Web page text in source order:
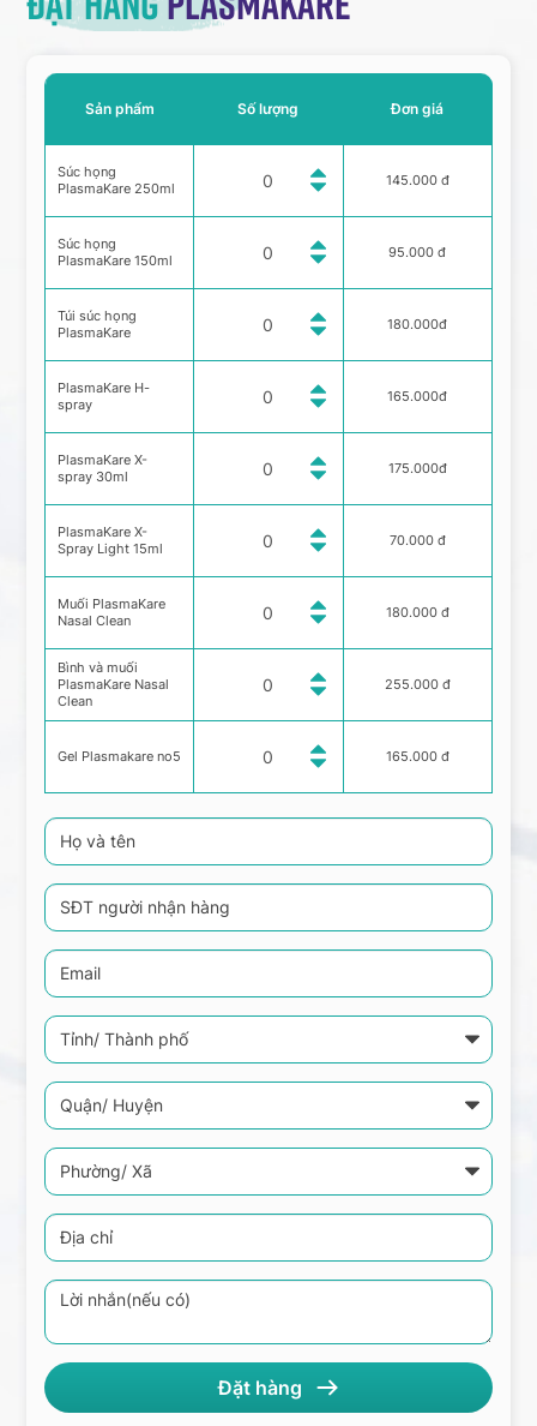
Sản phẩm
Súc họng
PlasmaKare 250ml
Súc họng
PlasmaKare 150ml
Túi súc họng
PlasmaKare
PlasmaKare H-
spray
PlasmaKare X-
spray 30ml
PlasmaKare X-
Spray Light 15ml
Muối PlasmaKare
Nasal Clean
Bình và muối
PlasmaKare Nasal
Clean
Gel Plasmakare no5
Số lượng Đơn giá
145.000 đ
95.000 đ
180.000đ
165.000đ
175.000đ
70.000 đ
180.000 đ
255.000 đ
165.000 đ